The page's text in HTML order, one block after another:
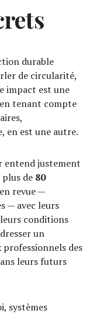
durable
de circularité,
impact est une
tenant compte
en est une autre.
entend justement
de 80
revue —
— avec leurs
conditions
un
professionnels des
leurs futurs
systèmes